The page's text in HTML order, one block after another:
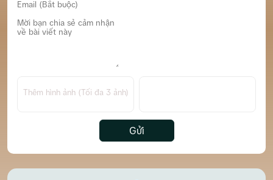
Thêm hình ảnh (Tối đa 3 ảnh)
Gửi